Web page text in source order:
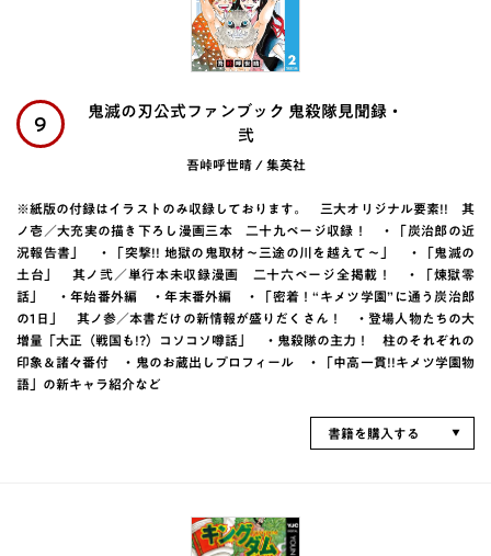
9
鬼滅の刃公式ファンブック 鬼殺隊見聞録・
弐
吾峠呼世晴 / 集英社
※紙版の付録はイラストのみ収録しております。 三大オリジナル要素!! 其
ノ壱／大充実の描き下ろし漫画三本 二十九ページ収録！ ・「炭治郎の近
況報告書」 ・「突撃!! 地獄の鬼取材～三途の川を越えて～」 ・「鬼滅の
土台」 其ノ弐／単行本未収録漫画 二十六ページ全掲載！ ・「煉獄零
話」 ・年始番外編 ・年末番外編 ・「密着！“キメツ学園”に通う炭治郎
の1日」 其ノ参／本書だけの新情報が盛りだくさん！ ・登場人物たちの大
増量「大正（戦国も!?）コソコソ噂話」 ・鬼殺隊の主力！ 柱のそれぞれの
印象＆諸々番付 ・鬼のお蔵出しプロフィール ・「中高一貫!!キメツ学園物
語」の新キャラ紹介など
書籍を購入する